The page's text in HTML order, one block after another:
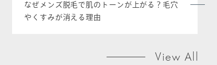
なぜメンズ脱毛で肌のトーンが上がる？毛穴
やくすみが消える理由
View All